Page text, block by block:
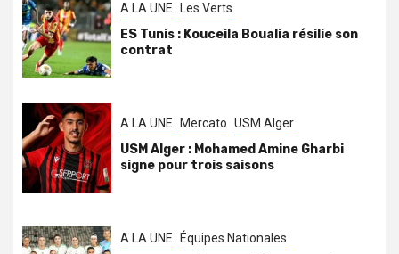
A LA UNE Les Verts
ES Tunis : Kouceila Boualia résilie son
contrat
A LA UNE Mercato USM Alger
USM Alger : Mohamed Amine Gharbi
signe pour trois saisons
A LA UNE Équipes Nationales